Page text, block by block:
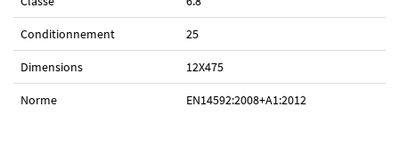
Conditionnement 25
Dimensions 12X475
Norme EN14592:2008+A1:2012